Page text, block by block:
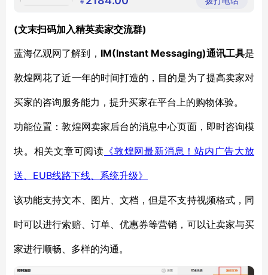
(文末扫码加入精英卖家交流群)
蓝海亿观网了解到， IM(Instant Messaging)通讯工具是
敦煌网花了近一年的时间打造的，目的是为了提高卖家对
买家的咨询服务能力，提升买家在平台上的购物体验。
功能位置：敦煌网卖家后台的消息中心页面，即时咨询模
块。相关文章可阅读 《敦煌网最新消息！站内广告大放
送、 EUB线路下线、系统升级》
该功能支持文本、图片、文档，但是不支持视频格式，同
时可以进行索赔、订单、优惠券等营销，可以让卖家与买
家进行顺畅、多样的沟通。